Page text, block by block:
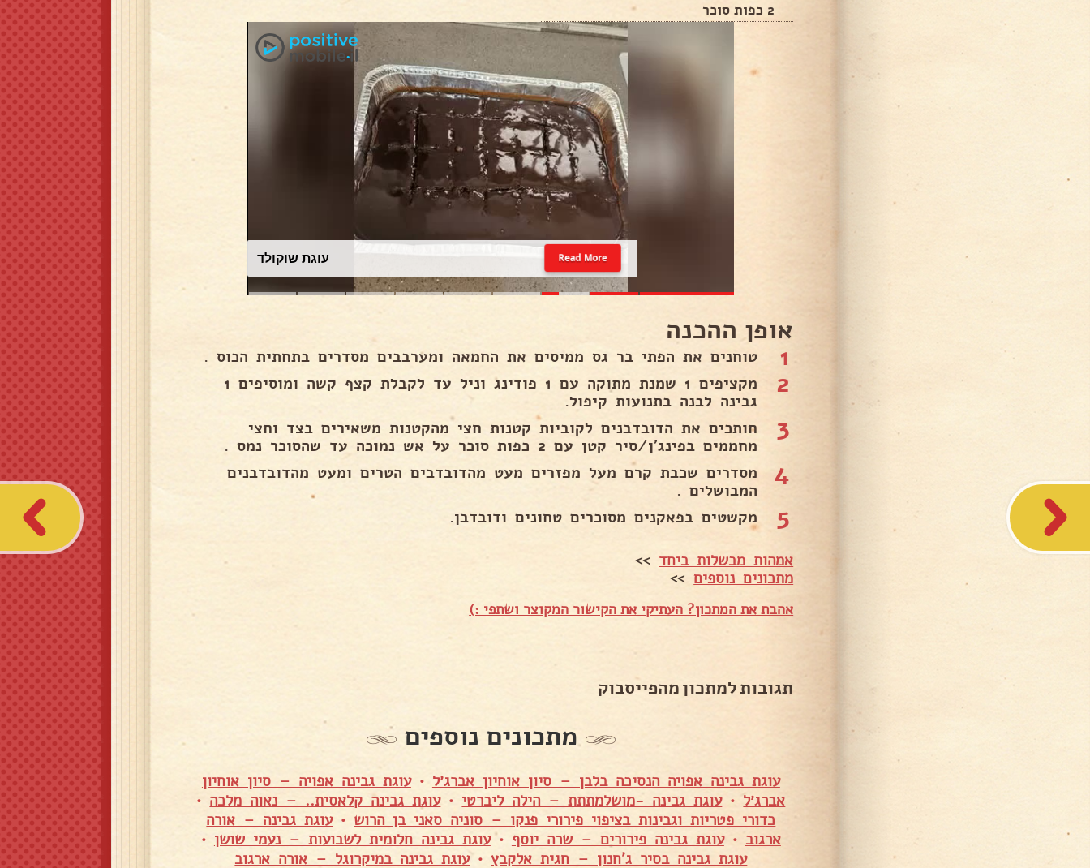
2 כפות סוכר
עוגת שוקולד Read More
אופן ההכנה
1 טוחנים את הפתי בר גס ממיסים את החמאה ומערבבים מסדרים בתחתית הכוס .
2
מקציפים 1 שמנת מתוקה עם 1 פודינג וניל עד לקבלת קצף קשה ומוסיפים 1
גבינה לבנה בתנועות קיפול.
3
חותכים את הדובדבנים לקוביות קטנות חצי מהקטנות משאירים בצד וחצי
מחממים בפינג׳ן/סיר קטן עם 2 כפות סוכר על אש נמוכה עד שהסוכר נמס .
4
מסדרים שכבת קרם מעל מפזרים מעט מהדובדבים הטרים ומעט מהדובדבנים
המבושלים .
5 מקשטים בפאקנים מסוכרים טחונים ודובדבן.
אמהות מבשלות ביחד>>
מתכונים נוספים>>
אהבת את המתכון? העתיקי את הקישור המקוצר ושתפי :)
תגובות למתכון מהפייסבוק
מתכונים נוספים
עוגת גבינה אפויה הנסיכה בלבן – סיון אוחיון אברג׳ל •עוגת גבינה אפויה – סיון אוחיון
אברג׳ל•עוגת גבינה -מושלמתתת – הילה ליברטי•עוגת גבינה קלאסית.. – נאוה מלכה•
כדורי פטריות וגבינות בציפוי פירורי פנקו – סוניה סאני בן הרוש•עוגת גבינה – אורה
ארגוב •עוגת גבינה פירורים – שרה יוסף•עוגת גבינה חלומית לשבועות – נעמי שושן•
עוגת גבינה בסיר ג'חנון – חגית אלקבץ•עוגת גבינה במיקרוגל – אורה ארגוב